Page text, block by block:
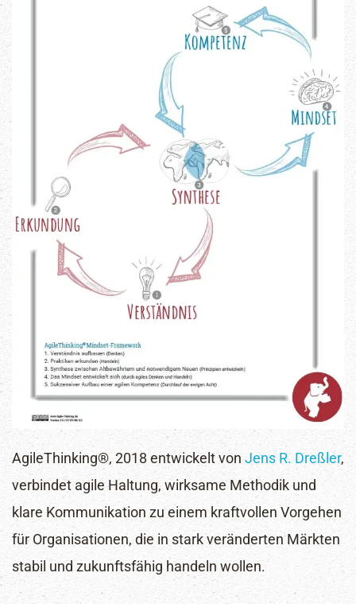
AgileThinking®, 2018 entwickelt von Jens R. Dreßler,
verbindet agile Haltung, wirksame Methodik und
klare Kommunikation zu einem kraftvollen Vorgehen
für Organisationen, die in stark veränderten Märkten
stabil und zukunftsfähig handeln wollen.